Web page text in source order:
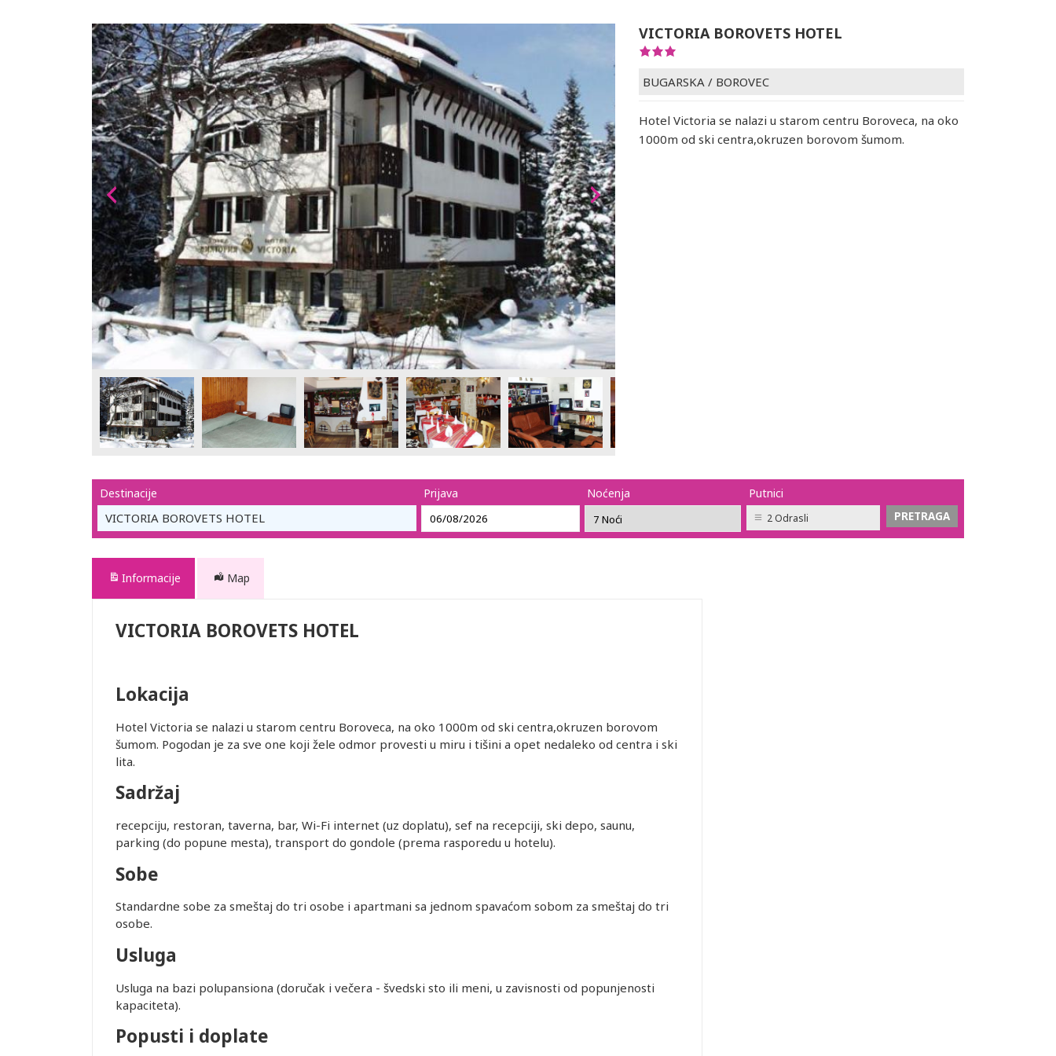
VICTORIA BOROVETS HOTEL
BUGARSKA / BOROVEC
Hotel Victoria se nalazi u starom centru Boroveca, na oko
1000m od ski centra,okruzen borovom šumom.
Destinacije
VICTORIA BOROVETS HOTEL
Prijava Noćenja Putnici
2 Odrasli
Informacije Map
VICTORIA BOROVETS HOTEL
Lokacija
Hotel Victoria se nalazi u starom centru Boroveca, na oko 1000m od ski centra,okruzen borovom
šumom. Pogodan je za sve one koji žele odmor provesti u miru i tišini a opet nedaleko od centra i ski
lita.
Sadržaj
recepciju, restoran, taverna, bar, Wi-Fi internet (uz doplatu), sef na recepciji, ski depo, saunu,
parking (do popune mesta), transport do gondole (prema rasporedu u hotelu).
Sobe
Standardne sobe za smeštaj do tri osobe i apartmani sa jednom spavaćom sobom za smeštaj do tri
osobe.
Usluga
Usluga na bazi polupansiona (doručak i večera - švedski sto ili meni, u zavisnosti od popunjenosti
kapaciteta).
Popusti i doplate